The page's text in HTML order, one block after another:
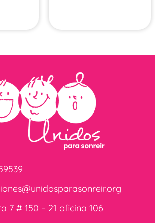
7 # 150 – 21 oficina 106